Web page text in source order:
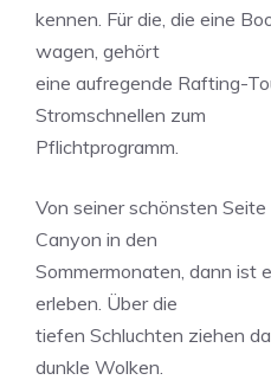
kennen. Für die, die eine
wagen, gehört
eine aufregende Rafting-
Stromschnellen zum
Pflichtprogramm.
Von seiner schönsten
Canyon in den
Sommermonaten, dann ist
erleben. Über die
tiefen Schluchten ziehen
dunkle Wolken.